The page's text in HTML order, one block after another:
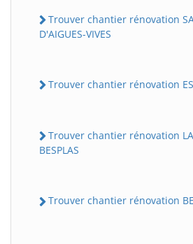
Trouver chantier rénovation
D'AIGUES-VIVES
Trouver chantier rénovation
Trouver chantier rénovation LA
BESPLAS
Trouver chantier rénovation